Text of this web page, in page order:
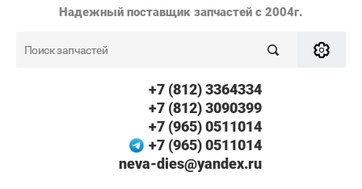
Надежный поставщик запчастей с 2004г.
+7 (812) 3364334
+7 (812) 3090399
+7 (965) 0511014
+7 (965) 0511014
neva-dies@yandex.ru